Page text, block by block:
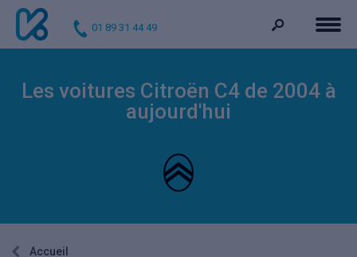
01 89 31 44 49
Les voitures Citroën C4 de 2004 à
aujourd'hui
Accueil